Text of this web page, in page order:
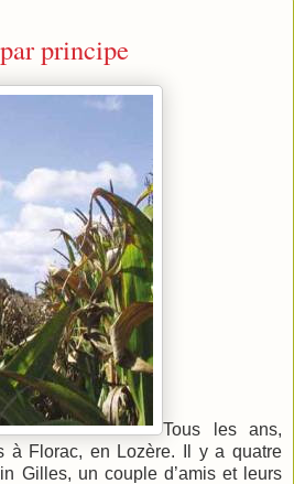
principe
Tous les ans,
à Florac, en Lozère. Il y a quatre
Gilles, un couple d’amis et leurs